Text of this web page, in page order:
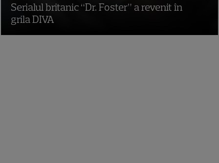
Serialul britanic “Dr. Foster” a revenit în
grila DIVA